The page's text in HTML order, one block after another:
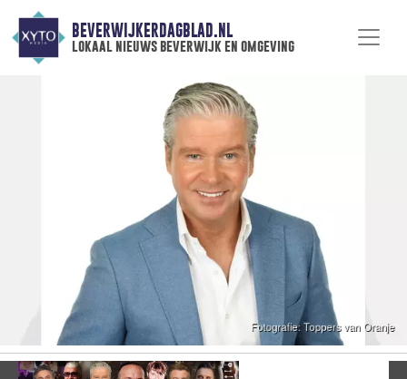
BEVERWIJKERDAGBLAD.NL
lokaal nieuws beverwijk en omgeving